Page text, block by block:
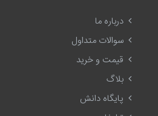
درباره ما
سوالات متداول
قیمت و خرید
بلاگ
پایگاه دانش